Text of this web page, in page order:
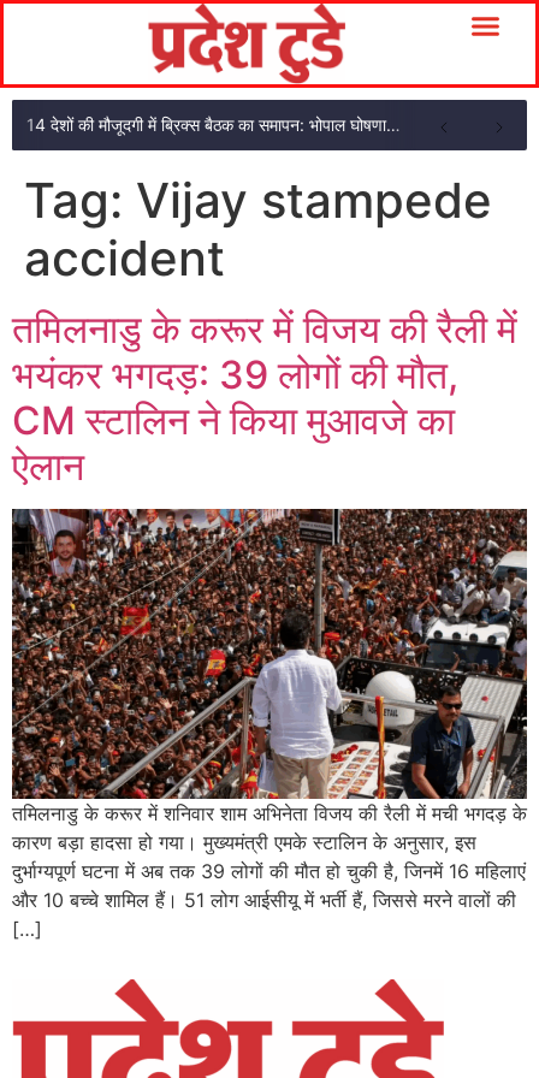
14 देशों की मौजूदगी में ब्रिक्स बैठक का समापन: भोपाल घोषणा पत्र अपनाया
Tag: Vijay stampede
accident
तमिलनाडु के करूर में विजय की रैली में
भयंकर भगदड़: 39 लोगों की मौत,
CM स्टालिन ने किया मुआवजे का
ऐलान
तमिलनाडु के करूर में शनिवार शाम अभिनेता विजय की रैली में मची भगदड़ के
कारण बड़ा हादसा हो गया। मुख्यमंत्री एमके स्टालिन के अनुसार, इस
दुर्भाग्यपूर्ण घटना में अब तक 39 लोगों की मौत हो चुकी है, जिनमें 16 महिलाएं
और 10 बच्चे शामिल हैं। 51 लोग आईसीयू में भर्ती हैं, जिससे मरने वालों की
[…]